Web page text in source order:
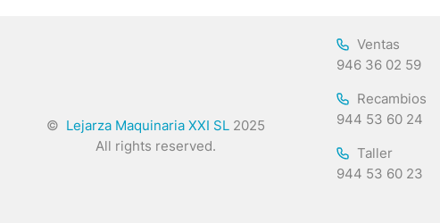
© Lejarza Maquinaria XXI SL 2025
All rights reserved.
Ventas
946 36 02 59
Recambios
944 53 60 24
Taller
944 53 60 23